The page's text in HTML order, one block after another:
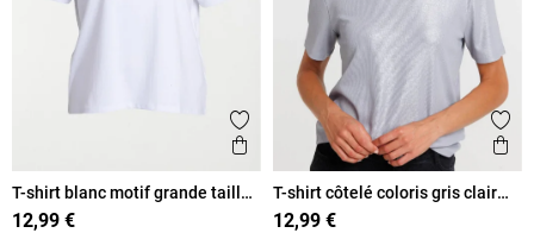
Ajouter aux favoris
Aperçu rapide
T-shirt blanc motif grande taille
femme
12,99 €
T-shirt côtelé coloris gris clair
femme
12,99 €